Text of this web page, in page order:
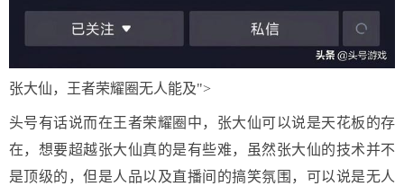
张大仙，王者荣耀圈无人能及">
头号有话说而在王者荣耀圈中，张大仙可以说是天花板的存
在，想要超越张大仙真的是有些难，虽然张大仙的技术并不
是顶级的，但是人品以及直播间的搞笑氛围，可以说是无人